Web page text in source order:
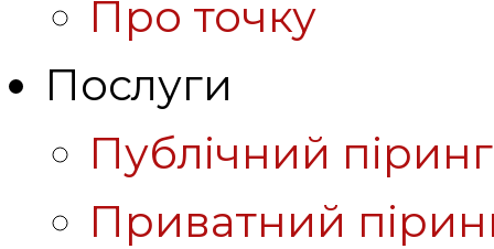
Про точку
Послуги
Публічний піринг
Приватний